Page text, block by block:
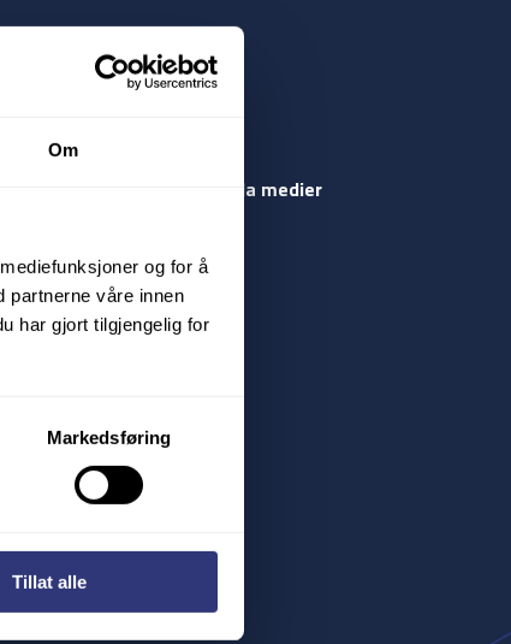
Om
og for å
partnerne våre innen
har gjort tilgjengelig for
Markedsføring
Tillat alle
Följ oss på sociala medier
Instagram
LinkedIn